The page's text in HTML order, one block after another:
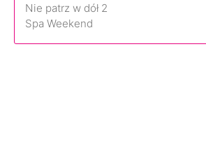
Nie patrz w dół 2
Spa Weekend